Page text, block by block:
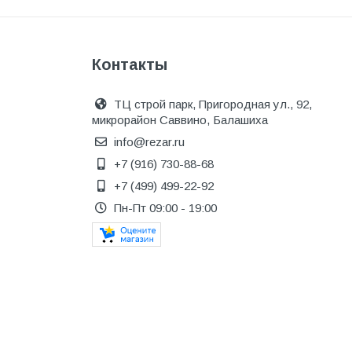
Краска и эмаль
Крепеж и герметики
Крепеж и фурнитура
Крепеж, фурнитура
Лак и растворитель
Лакокрасочные материалы
Контакты
ТЦ строй парк, Пригородная ул., 92,
микрорайон Саввино, Балашиха
info@rezar.ru
+7 (916) 730-88-68
+7 (499) 499-22-92
Пн-Пт 09:00 - 19:00